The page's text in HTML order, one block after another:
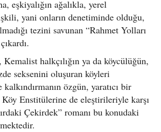
eşkiyalığın ağalıkla, yerel
yani onların denetiminde olduğu,
tezini savunan “Rahmet Yolları
halkçılığın ya da köycülüğün,
seksenini oluşuran köyleri
kalkındırmanın özgün, yaratıcı bir
Köy Enstitülerine de eleştirileriyle karşı
Çekirdek” romanı bu konudaki